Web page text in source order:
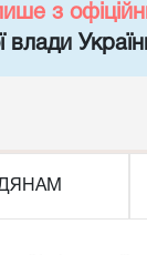
з
влади